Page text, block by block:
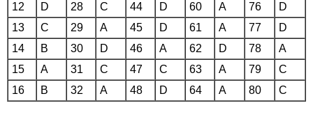
12
D 28 C 44 D 60 A 76
D
13
C 29 A 45 D 61 A 77
D
14
B 30 D 46 A 62 D 78
A
15
A 31 C 47 C 63 A 79
C
16
B 32 A 48 D 64 A 80 C